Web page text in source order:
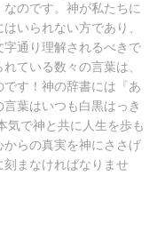
のです。神が私たちに
いられない方であり、
通り理解されるべきで
ている数々の言葉は、
す！神の辞書には『あ
葉はいつも白黒はっき
気で神と共に人生を歩も
からの真実を神にささげ
まなければなりませ